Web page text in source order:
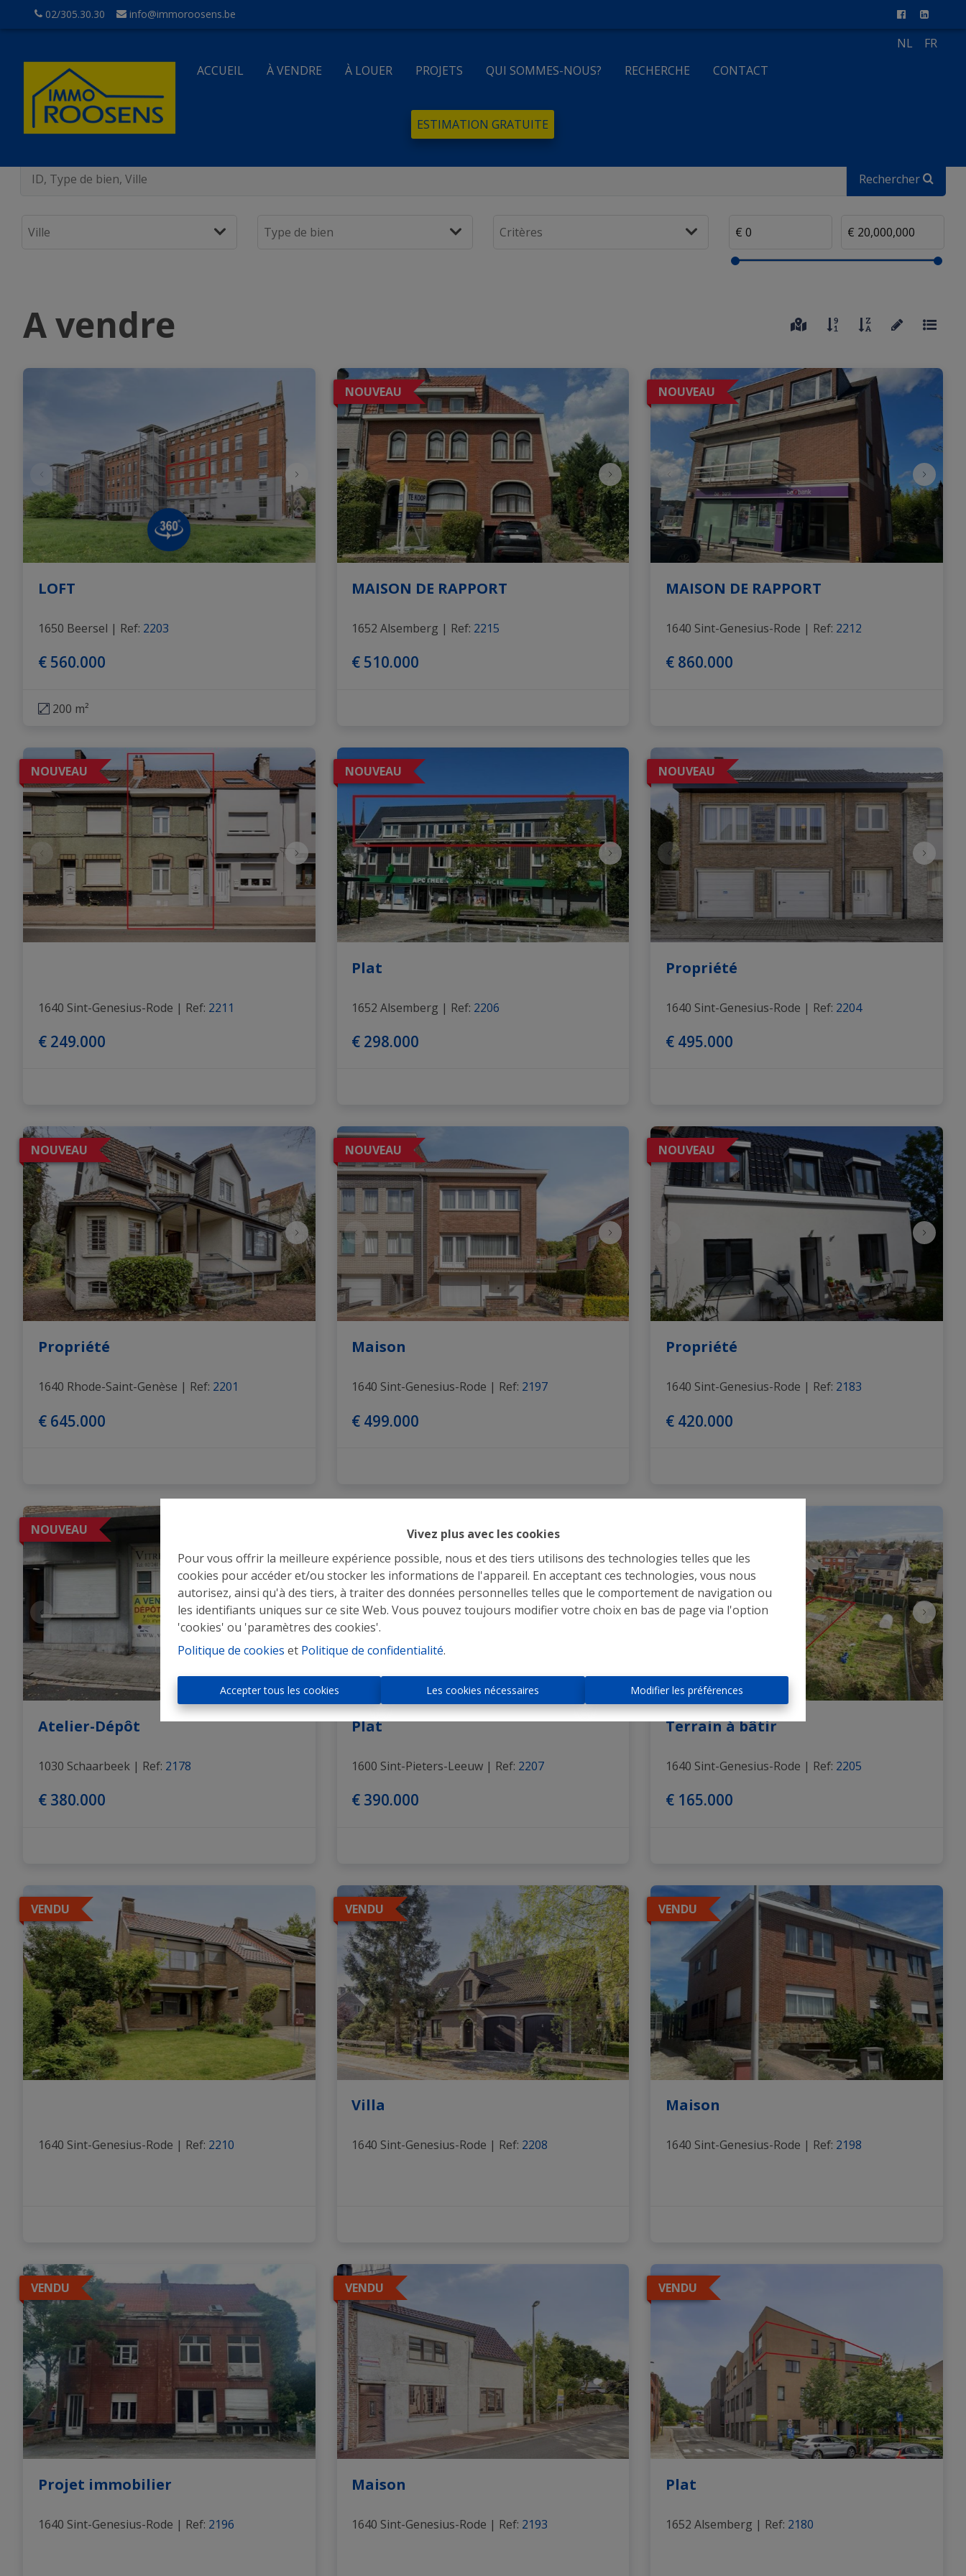
Vivez plus avec les cookies
Pour vous offrir la meilleure expérience possible, nous et des tiers utilisons des technologies telles que les
cookies pour accéder et/ou stocker les informations de l'appareil. En acceptant ces technologies, vous nous
autorisez, ainsi qu'à des tiers, à traiter des données personnelles telles que le comportement de navigation ou
les identifiants uniques sur ce site Web. Vous pouvez toujours modifier votre choix en bas de page via l'option
'cookies' ou 'paramètres des cookies'.
Politique de cookies et Politique de confidentialité.
Accepter tous les cookies Les cookies nécessaires Modifier les préférences
02/305.30.30 info@immoroosens.be
ACCUEIL À VENDRE À LOUER PROJETS QUI SOMMES-NOUS? RECHERCHE CONTACT
ESTIMATION GRATUITE
NL FR
Rechercher
A vendre
LOFT
1650 Beersel | Ref: 2203
€ 560.000
200 m²
NOUVEAU
MAISON DE RAPPORT
1652 Alsemberg | Ref: 2215
€ 510.000
NOUVEAU
MAISON DE RAPPORT
1640 Sint-Genesius-Rode | Ref: 2212
€ 860.000
NOUVEAU
1640 Sint-Genesius-Rode | Ref: 2211
€ 249.000
NOUVEAU
Plat
1652 Alsemberg | Ref: 2206
€ 298.000
NOUVEAU
Propriété
1640 Sint-Genesius-Rode | Ref: 2204
€ 495.000
NOUVEAU
Propriété
1640 Rhode-Saint-Genèse | Ref: 2201
€ 645.000
NOUVEAU
Maison
1640 Sint-Genesius-Rode | Ref: 2197
€ 499.000
NOUVEAU
Propriété
1640 Sint-Genesius-Rode | Ref: 2183
€ 420.000
NOUVEAU
Atelier-Dépôt
1030 Schaarbeek | Ref: 2178
€ 380.000
Plat
1600 Sint-Pieters-Leeuw | Ref: 2207
€ 390.000
Terrain à bâtir
1640 Sint-Genesius-Rode | Ref: 2205
€ 165.000
VENDU
1640 Sint-Genesius-Rode | Ref: 2210
VENDU
Villa
1640 Sint-Genesius-Rode | Ref: 2208
VENDU
Maison
1640 Sint-Genesius-Rode | Ref: 2198
VENDU
Projet immobilier
1640 Sint-Genesius-Rode | Ref: 2196
VENDU
Maison
1640 Sint-Genesius-Rode | Ref: 2193
VENDU
Plat
1652 Alsemberg | Ref: 2180